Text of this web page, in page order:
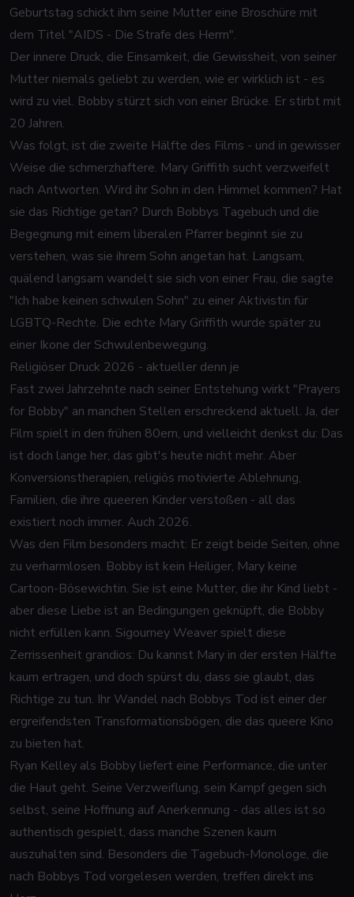
Geburtstag schickt ihm seine Mutter eine Broschüre mit
dem Titel "AIDS - Die Strafe des Herrn".
Der innere Druck, die Einsamkeit, die Gewissheit, von seiner
Mutter niemals geliebt zu werden, wie er wirklich ist - es
wird zu viel. Bobby stürzt sich von einer Brücke. Er stirbt mit
20 Jahren.
Was folgt, ist die zweite Hälfte des Films - und in gewisser
Weise die schmerzhaftere. Mary Griffith sucht verzweifelt
nach Antworten. Wird ihr Sohn in den Himmel kommen? Hat
sie das Richtige getan? Durch Bobbys Tagebuch und die
Begegnung mit einem liberalen Pfarrer beginnt sie zu
verstehen, was sie ihrem Sohn angetan hat. Langsam,
quälend langsam wandelt sie sich von einer Frau, die sagte
"Ich habe keinen schwulen Sohn" zu einer Aktivistin für
LGBTQ-Rechte. Die echte Mary Griffith wurde später zu
einer Ikone der Schwulenbewegung.
Religiöser Druck 2026 - aktueller denn je
Fast zwei Jahrzehnte nach seiner Entstehung wirkt "Prayers
for Bobby" an manchen Stellen erschreckend aktuell. Ja, der
Film spielt in den frühen 80ern, und vielleicht denkst du: Das
ist doch lange her, das gibt's heute nicht mehr. Aber
Konversionstherapien, religiös motivierte Ablehnung,
Familien, die ihre queeren Kinder verstoßen - all das
existiert noch immer. Auch 2026.
Was den Film besonders macht: Er zeigt beide Seiten, ohne
zu verharmlosen. Bobby ist kein Heiliger, Mary keine
Cartoon-Bösewichtin. Sie ist eine Mutter, die ihr Kind liebt -
aber diese Liebe ist an Bedingungen geknüpft, die Bobby
nicht erfüllen kann. Sigourney Weaver spielt diese
Zerrissenheit grandios: Du kannst Mary in der ersten Hälfte
kaum ertragen, und doch spürst du, dass sie glaubt, das
Richtige zu tun. Ihr Wandel nach Bobbys Tod ist einer der
ergreifendsten Transformationsbögen, die das queere Kino
zu bieten hat.
Ryan Kelley als Bobby liefert eine Performance, die unter
die Haut geht. Seine Verzweiflung, sein Kampf gegen sich
selbst, seine Hoffnung auf Anerkennung - das alles ist so
authentisch gespielt, dass manche Szenen kaum
auszuhalten sind. Besonders die Tagebuch-Monologe, die
nach Bobbys Tod vorgelesen werden, treffen direkt ins